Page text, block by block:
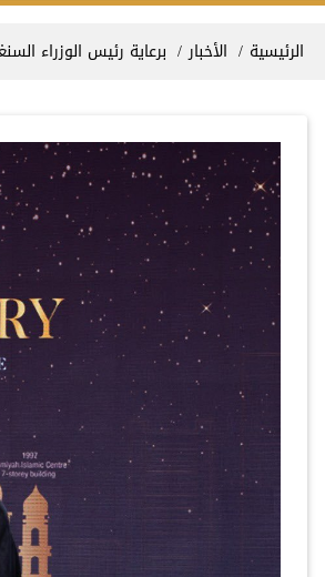
مسار التنقل
الرئيسية الأخبار برعاية رئيس الوزراء